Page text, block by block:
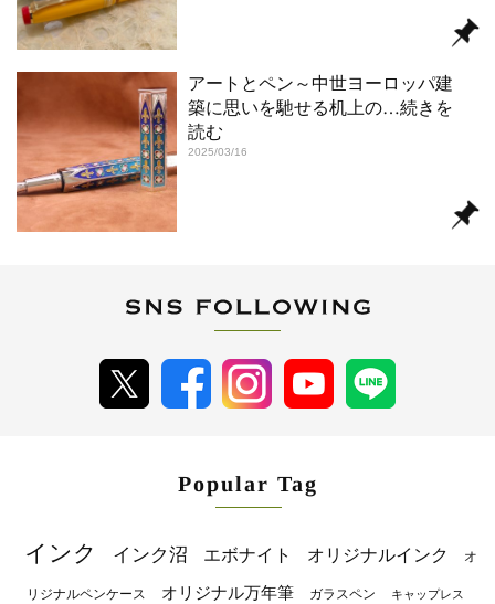
アートとペン～中世ヨーロッパ建
築に思いを馳せる机上の…続きを
読む
2025/03/16
Popular Tag
インク インク沼 エボナイト オリジナルインク オ
リジナルペンケース オリジナル万年筆 ガラスペン キャップレス